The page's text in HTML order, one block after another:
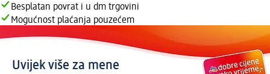
Besplatan povrat i u dm trgovini
Mogućnost plaćanja pouzećem
Uvijek više za mene